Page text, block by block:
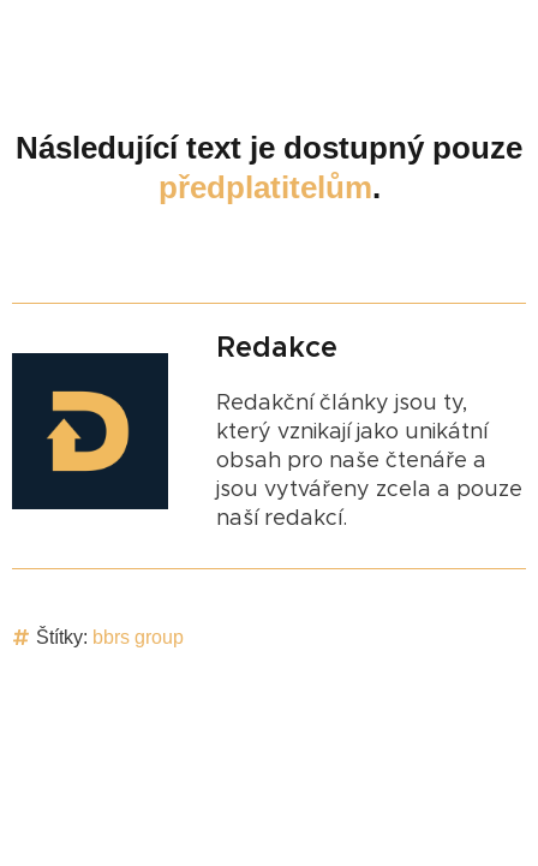
Následující text je dostupný pouze
předplatitelům.
Redakce
Redakční články jsou ty,
který vznikají jako unikátní
obsah pro naše čtenáře a
jsou vytvářeny zcela a pouze
naší redakcí.
Štítky: bbrs group